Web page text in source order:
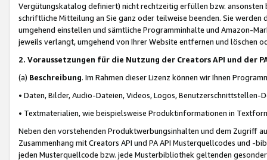
Vergütungskatalog definiert) nicht rechtzeitig erfüllen bzw. ansonsten
schriftliche Mitteilung an Sie ganz oder teilweise beenden. Sie werden
umgehend einstellen und sämtliche Programminhalte und Amazon-
jeweils verlangt, umgehend von Ihrer Website entfernen und löschen
2. Voraussetzungen für die Nutzung der Creators API und der
(a) Beschreibung. Im Rahmen dieser Lizenz können wir Ihnen
• Daten, Bilder, Audio-Dateien, Videos, Logos, Benutzerschnittstellen-
• Textmaterialien, wie beispielsweise Produktinformationen in
Neben den vorstehenden Produktwerbungsinhalten und dem Zugriff
Zusammenhang mit Creators API und PA API Musterquellcodes und
jeden Musterquellcode bzw. jede Musterbibliothek geltenden